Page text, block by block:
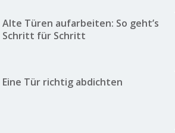
Alte Türen aufarbeiten: So geht’s
Schritt für Schritt
Eine Tür richtig abdichten